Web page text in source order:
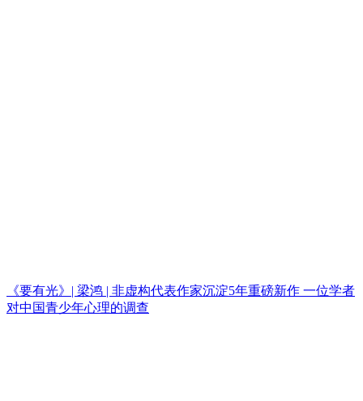
《要有光》| 梁鸿 | 非虚构代表作家沉淀5年重磅新作 一位学者
对中国青少年心理的调查